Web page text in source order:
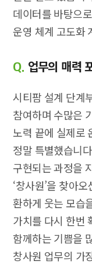
데이터를 바탕으
운영 체계 고도화
Q. 업무의 매력
시티팜 설계 단계
참여하며 수많은
노력 끝에 실제로
정말 특별했습니
구현되는 과정을
‘창사원’을 찾아
환하게 웃는 모습
가치를 다시 한번
함께하는 기쁨을
창사원 업무의 가